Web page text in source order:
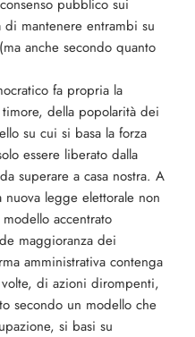
pubblico sui
mantenere entrambi su
anche secondo quanto
fa propria la
della popolarità dei
su cui si basa la forza
essere liberato dalla
superare a casa nostra. A
legge elettorale non
accentrato
maggioranza dei
amministrativa contenga
di azioni dirompenti,
secondo un modello che
si basi su